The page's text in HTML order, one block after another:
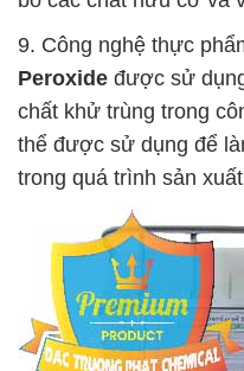
9. Công nghệ thực
Peroxide được sử
chất khử trùng trong
thể được sử dụng để
trong quá trình sản